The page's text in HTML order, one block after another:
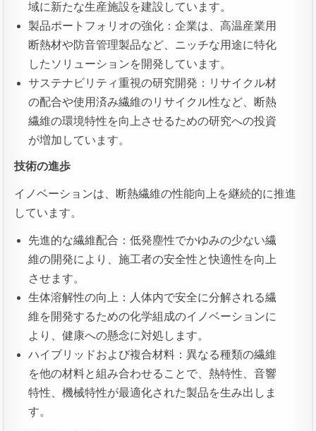
域に新たな生産施設を建設しています。
製品ポートフォリオの強化：企業は、高温産業用
断熱材や防音管理製品など、ニッチな用途に特化
したソリューションを開発しています。
サステナビリティ重視の研究開発：リサイクル材
の配合や使用済み繊維のリサイクル性など、断熱
繊維の環境特性を向上させるための研究への投資
が増加しています。
技術の進歩
イノベーションは、断熱繊維の性能向上を継続的に推進
しています。
先進的な繊維配合：低発塵性でかゆみの少ない繊
維の開発により、施工者の安全性と快適性を向上
させます。
生体溶解性の向上：人体内で安全に分解される繊
維を開発するための化学組成のイノベーションに
より、健康への懸念に対処します。
ハイブリッドおよび複合材料：異なる種類の繊維
を他の材料と組み合わせることで、熱特性、音響
特性、機械特性が最適化された製品を生み出しま
す。